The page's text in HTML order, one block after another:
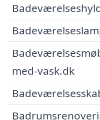
med-vask.dk